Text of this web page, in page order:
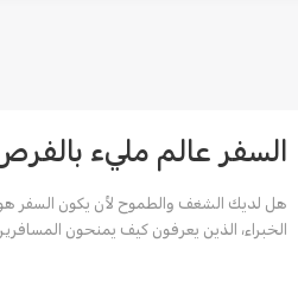
السفر عالم مليء
هل لديك الشغف والطموح لأن يكون السفر
الخبراء، الذين يعرفون كيف يمنحون